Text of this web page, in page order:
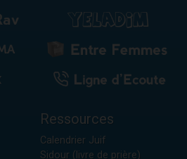
Ressources
Calendrier Juif
Sidour (livre de prière)